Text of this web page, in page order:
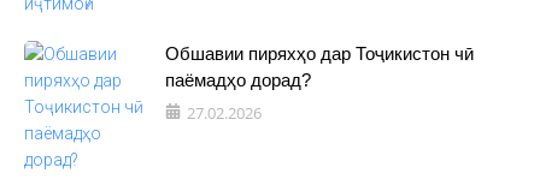
Обшавии пиряхҳо дар Тоҷикистон чӣ
паёмадҳо дорад?
27.02.2026